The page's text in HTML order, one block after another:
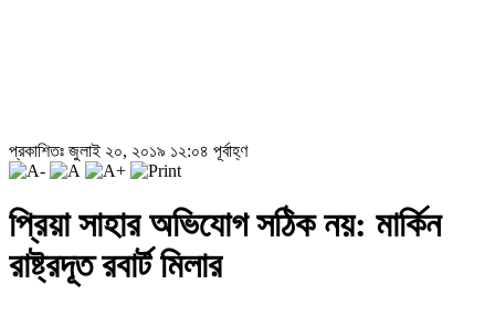
প্রকাশিতঃ জুলাই ২০, ২০১৯ ১২:০৪ পূর্বাহ্ণ
প্রিয়া সাহার অভিযোগ সঠিক নয়: মার্কিন
রাষ্ট্রদূত রবার্ট মিলার